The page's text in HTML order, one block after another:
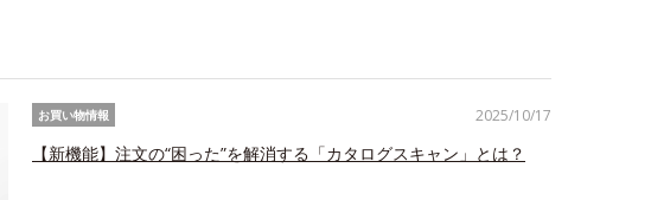
2025/10/17
お買い物情報
【新機能】注文の“困った”を解消する「カタログスキャン」とは？